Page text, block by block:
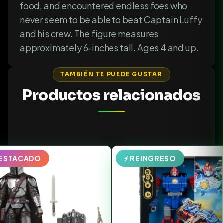
food, and encountered endless foes who
never seem to be able to beat Captain Luffy
and his crew. The figure measures
approximately 6-inches tall. Ages 4 and up.
TAMBIÉN TE PUEDE GUSTAR
Productos relacionados
⚡ REINGRESO